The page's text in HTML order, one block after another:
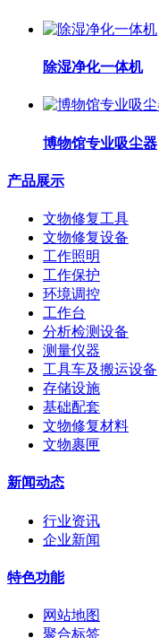
除湿净化一体机
博物馆专业吸尘器
产品展示
文物修复工具
文物修复设备
工作照明
工作保护
环境调控
工作台
分析检测设备
测量仪器
工具车及搬运设备
存储设施
基础配套
文物修复材料
文物裹匣
新闻动态
行业资讯
企业新闻
特色功能
网站地图
聚合标签